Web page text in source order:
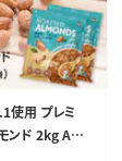
使用 プレミ
ンド 2kg AN